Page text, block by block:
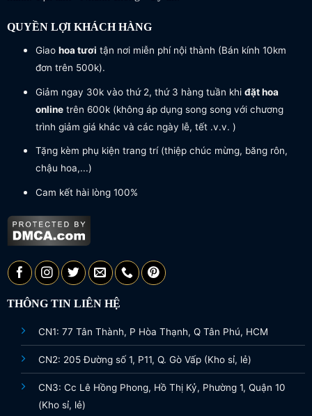
QUYỀN LỢI KHÁCH HÀNG
Giao hoa tươi tận nơi miễn phí nội thành (Bán kính 10km
đơn trên 500k).
Giảm ngay 30k vào thứ 2, thứ 3 hàng tuần khi đặt hoa
onlinetrên 600k (không áp dụng song song với chương
trình giảm giá khác và các ngày lễ, tết .v.v. )
Tặng kèm phụ kiện trang trí (thiệp chúc mừng, băng rôn,
chậu hoa,...)
Cam kết hài lòng 100%
THÔNG TIN LIÊN HỆ
CN1: 77 Tân Thành, P Hòa Thạnh, Q Tân Phú, HCM
CN2: 205 Đường số 1, P11, Q. Gò Vấp (Kho sỉ, lẻ)
CN3: Cc Lê Hồng Phong, Hồ Thị Kỷ, Phường 1, Quận 10
(Kho sỉ, lẻ)